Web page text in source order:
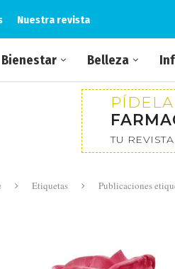
Nuestra revista
Bienestar Belleza
TU REVISTA
Etiquetas Publicaciones